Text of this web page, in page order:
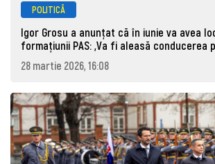
POLITICĂ
Igor Grosu a anunțat că în iunie va avea
formațiunii PAS: „Va fi aleasă conducerea
28 martie 2026, 16:08